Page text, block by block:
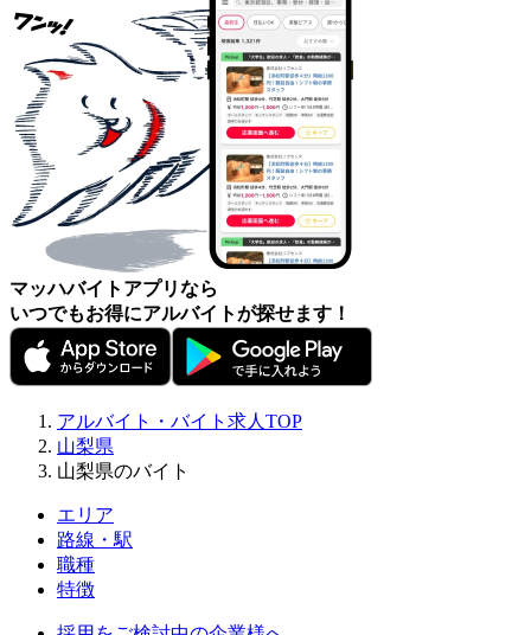
マッハバイトアプリなら
いつでもお得にアルバイトが探せます！
アルバイト・バイト求人TOP
山梨県
山梨県のバイト
エリア
路線・駅
職種
特徴